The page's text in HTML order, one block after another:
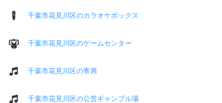
千葉市花見川区のカラオケボックス
千葉市花見川区のゲームセンター
千葉市花見川区の寄席
千葉市花見川区の公営ギャンブル場